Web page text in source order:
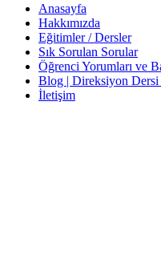
Anasayfa
Hakkımızda
Eğitimler / Dersler
Sık Sorulan Sorular
Öğrenci Yorumları ve
Blog | Direksiyon Dersi
İletişim